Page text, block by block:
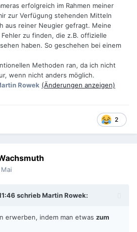
erfolgreich im Rahmen meiner
zur Verfügung stehenden Mitteln
aus reiner Neugier gefragt. Meine
zu finden, die z.B. offizielle
haben. So geschehen bei einem
Methoden ran, da ich nicht
wenn nicht anders möglich.
Rowek (Änderungen anzeigen)
2
Mai
schriebMartin Rowek:
erwerben, indem man etwas zum